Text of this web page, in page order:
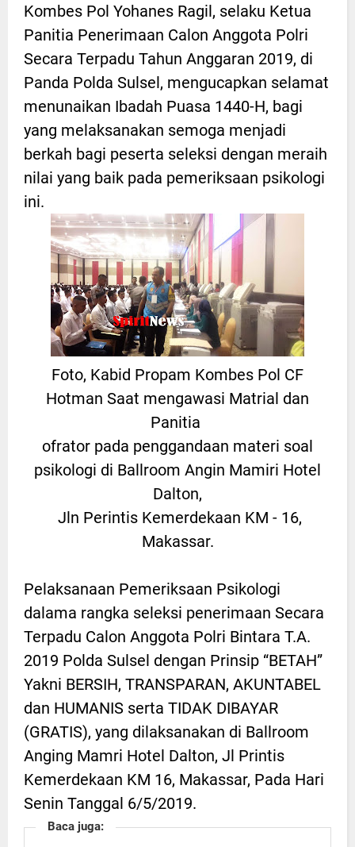
Kombes Pol Yohanes Ragil, selaku Ketua
Panitia Penerimaan Calon Anggota Polri
Secara Terpadu Tahun Anggaran 2019, di
Panda Polda Sulsel, mengucapkan selamat
menunaikan Ibadah Puasa 1440-H, bagi
yang melaksanakan semoga menjadi
berkah bagi peserta seleksi dengan meraih
nilai yang baik pada pemeriksaan psikologi
ini.
Foto, Kabid Propam Kombes Pol CF
Hotman Saat mengawasi Matrial dan
Panitia
ofrator pada penggandaan materi soal
psikologi di Ballroom Angin Mamiri Hotel
Dalton,
Jln Perintis Kemerdekaan KM - 16,
Makassar.
Pelaksanaan Pemeriksaan Psikologi
dalama rangka seleksi penerimaan Secara
Terpadu Calon Anggota Polri Bintara T.A.
2019 Polda Sulsel dengan Prinsip “BETAH”
Yakni BERSIH, TRANSPARAN, AKUNTABEL
dan HUMANIS serta TIDAK DIBAYAR
(GRATIS), yang dilaksanakan di Ballroom
Anging Mamri Hotel Dalton, Jl Printis
Kemerdekaan KM 16, Makassar, Pada Hari
Senin Tanggal 6/5/2019.
Baca juga: